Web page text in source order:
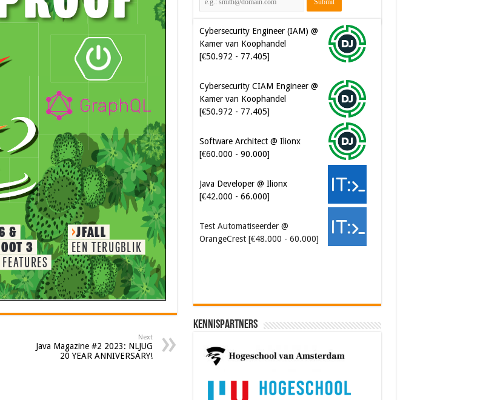
Next
Java Magazine #2 2023: NLJUG
20 YEAR ANNIVERSARY!
Cybersecurity Engineer (IAM) @
Kamer van Koophandel
[€50.972 - 77.405]
Cybersecurity CIAM Engineer @
Kamer van Koophandel
[€50.972 - 77.405]
Software Architect @ Ilionx
[€60.000 - 90.000]
Java Developer @ Ilionx
[€42.000 - 66.000]
Test Automatiseerder @
OrangeCrest [€48.000 - 60.000]
Kennispartners